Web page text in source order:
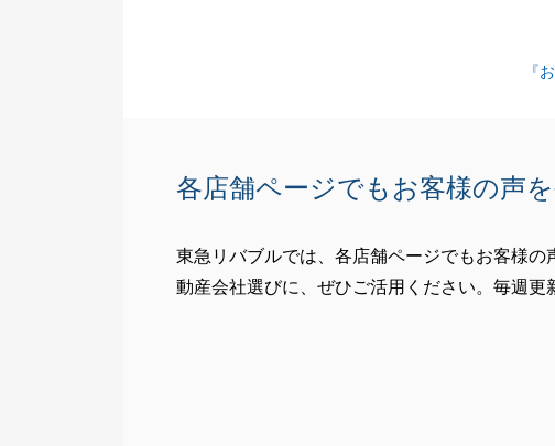
『
各店舗ページでもお客様の声
東急リバブルでは、各店舗ページでもお客様の
動産会社選びに、ぜひご活用ください。毎週更